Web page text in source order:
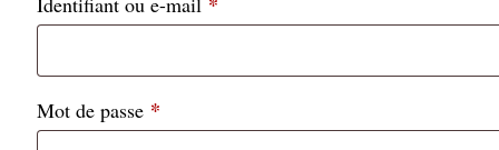
Mot de passe *